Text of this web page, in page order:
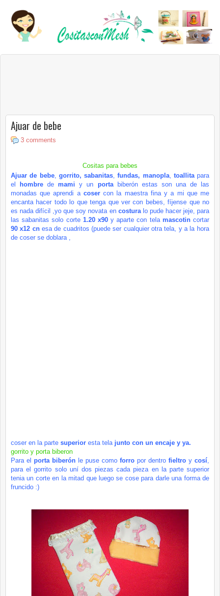
Ajuar de bebe
3 comments
Cositas para bebes
Ajuar de bebe, gorrito, sabanitas ,fundas, manopla, toallitapara
el hombredemami y un porta biberónestas son una de las
monadas queaprendi a cosercon la maestra finaya mi que me
encanta hacer todolo que tenga que ver con bebes,fíjense que no
es nadadifícil ,yo que soy novata en costuralo pude hacer jeje, para
lassabanitas solo corte1.20 x90y aparte con tela mascotincortar
90 x12 cnesa de cuadritos (puede ser cualquier otra tela, y a la hora
de coser se doblara ,
coser en la parte superior esta tela junto con un encaje y ya.
gorrito y porta biberon
Para el porta biberón le puse como forro por dentro fieltro y cosí
para el gorrito solo uní dos piezas cada pieza en la parte superior
tenia un corte en la mitad que luego se cose para darle una forma de
fruncido :)